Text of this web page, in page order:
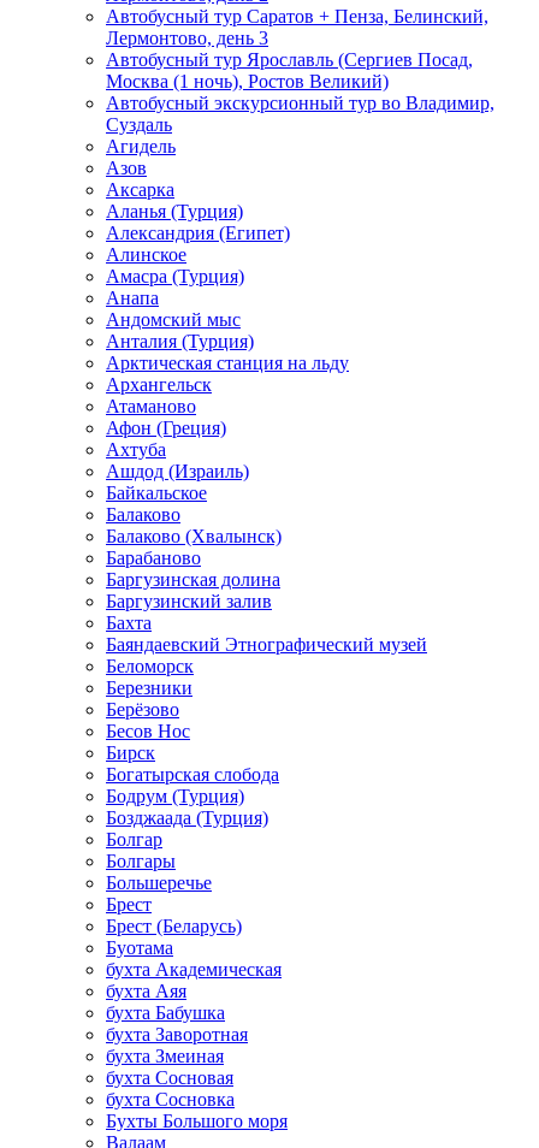
Автобусный тур Саратов + Пенза, Белинский,
Лермонтово, день 3
Автобусный тур Ярославль (Сергиев Посад,
Москва (1 ночь), Ростов Великий)
Автобусный экскурсионный тур во Владимир,
Суздаль
Агидель
Азов
Аксарка
Аланья (Турция)
Александрия (Египет)
Алинское
Амасра (Турция)
Анапа
Андомский мыс
Анталия (Турция)
Арктическая станция на льду
Архангельск
Атаманово
Афон (Греция)
Ахтуба
Ашдод (Израиль)
Байкальское
Балаково
Балаково (Хвалынск)
Барабаново
Баргузинская долина
Баргузинский залив
Бахта
Баяндаевский Этнографический музей
Беломорск
Березники
Берёзово
Бесов Нос
Бирск
Богатырская слобода
Бодрум (Турция)
Бозджаада (Турция)
Болгар
Болгары
Большеречье
Брест
Брест (Беларусь)
Буотама
бухта Академическая
бухта Аяя
бухта Бабушка
бухта Заворотная
бухта Змеиная
бухта Сосновая
бухта Сосновка
Бухты Большого моря
Валаам